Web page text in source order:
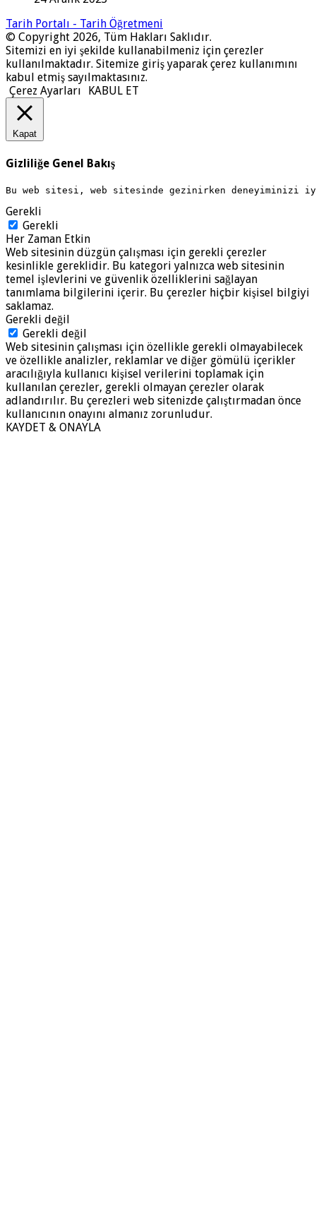
Tarih Portalı - Tarih Öğretmeni
© Copyright 2026, Tüm Hakları Saklıdır.
Sitemizi en iyi şekilde kullanabilmeniz için çerezler
kullanılmaktadır. Sitemize giriş yaparak çerez kullanımını
kabul etmiş sayılmaktasınız.
Çerez Ayarları
KABUL ET
Kapat
Gizliliğe Genel Bakış
Bu web sitesi, web sitesinde gezinirken deneyiminizi
Gerekli
Gerekli
Her Zaman Etkin
Web sitesinin düzgün çalışması için gerekli çerezler
kesinlikle gereklidir. Bu kategori yalnızca web sitesinin
temel işlevlerini ve güvenlik özelliklerini sağlayan
tanımlama bilgilerini içerir. Bu çerezler hiçbir kişisel bilgiyi
saklamaz.
Gerekli değil
Gerekli değil
Web sitesinin çalışması için özellikle gerekli olmayabilecek
ve özellikle analizler, reklamlar ve diğer gömülü içerikler
aracılığıyla kullanıcı kişisel verilerini toplamak için
kullanılan çerezler, gerekli olmayan çerezler olarak
adlandırılır. Bu çerezleri web sitenizde çalıştırmadan önce
kullanıcının onayını almanız zorunludur.
KAYDET & ONAYLA